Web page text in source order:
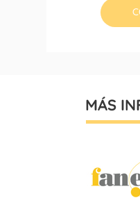
MÁS